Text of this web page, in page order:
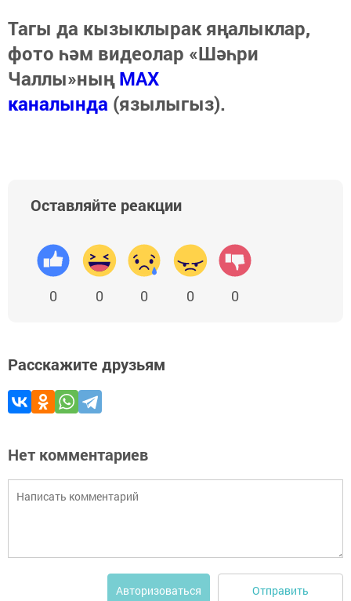
Тагы да кызыклырак яңалыклар,
фото һәм видеолар «Шәһри
Чаллы»ныңMAX
каналында (язылыгыз).
Оставляйте реакции
0 0 0 0 0
Расскажите друзьям
Нет комментариев
Авторизоваться Отправить